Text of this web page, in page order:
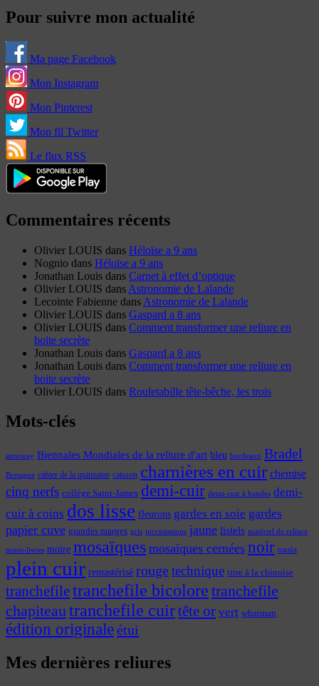
Pour suivre mon actualité
Ma page Facebook
Mon Instagram
Mon Pinterest
Mon fil Twitter
Le flux RSS
Commentaires récents
Olivier LOUIS dans Héloïse a 9 ans
Nognio dans Héloïse a 9 ans
Jonathan Louis dans Carnet à effet d’optique
Olivier LOUIS dans Astronomie de Lalande
Lecointe Fabienne dans Astronomie de Lalande
Olivier LOUIS dans Gaspard a 8 ans
Olivier LOUIS dans Comment transformer une reliure en
boite secrète
Jonathan Louis dans Gaspard a 8 ans
Jonathan Louis dans Comment transformer une reliure en
boite secrète
Olivier LOUIS dans Rouletabille tête-bêche, les trois
Mots-clés
annonay Biennales Mondiales de la reliure d'art bleu bordeaux Bradel
Bretagne cahier de la quinzaine caisson charnières en cuir chemise
cinq nerfs collège Saint-James demi-cuir demi-cuir à bandes demi-
cuir à coins dos lisse fleurons gardes en soie gardes
papier cuve grandes marges gris incrustations jaune listels matériel de reliure
minis-livres moire mosaïques mosaïques cernées noir oasis
plein cuir remastérisé rougetechnique titre à la chinoise
tranchefiletranchefile bicolore tranchefile
chapiteautranchefile cuirtête or vert whatman
édition originaleétui
Mes dernières reliures